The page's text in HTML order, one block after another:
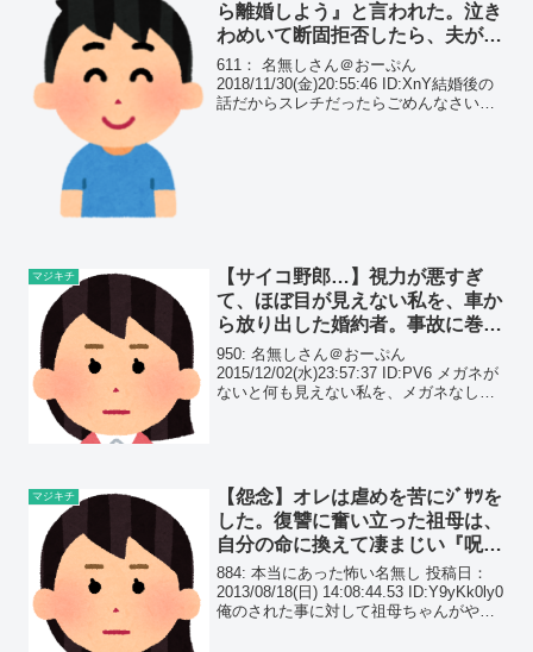
ら離婚しよう』と言われた。泣き
わめいて断固拒否したら、夫がニ
ヤっと嫌らしく笑った…
611： 名無しさん＠おーぷん
2018/11/30(金)20:55:46 ID:XnY結婚後の
話だからスレチだったらごめんなさいこ
マジキチ
【サイコ野郎…】視力が悪すぎ
て、ほぼ目が見えない私を、車か
ら放り出した婚約者。事故に巻き
込まれ、ｹｰｻﾂも出動する大騒ぎ
に…
950: 名無しさん＠おーぷん
2015/12/02(水)23:57:37 ID:PV6 メガネが
ないと何も見えない私を、メガネなしで
マジキチ
【怨念】オレは虐めを苦にｼﾞｻﾂを
した。復讐に奮い立った祖母は、
自分の命に換えて凄まじい『呪
い』を…霊媒師も除霊を断る程
で…
884: 本当にあった怖い名無し 投稿日：
2013/08/18(日) 14:08:44.53 ID:Y9yKk0ly0
俺のされた事に対して祖母ちゃんがやっ